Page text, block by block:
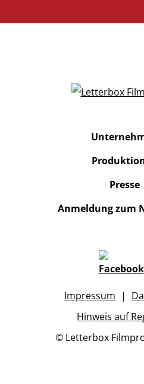
Presse
Anmeldung zum
Impressum
Hinweis auf
© Letterbox